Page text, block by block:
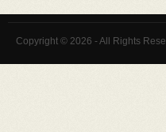
Copyright © 2026 - All Rights